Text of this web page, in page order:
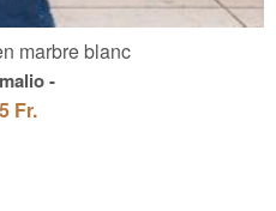
marbre blanc
Fr.